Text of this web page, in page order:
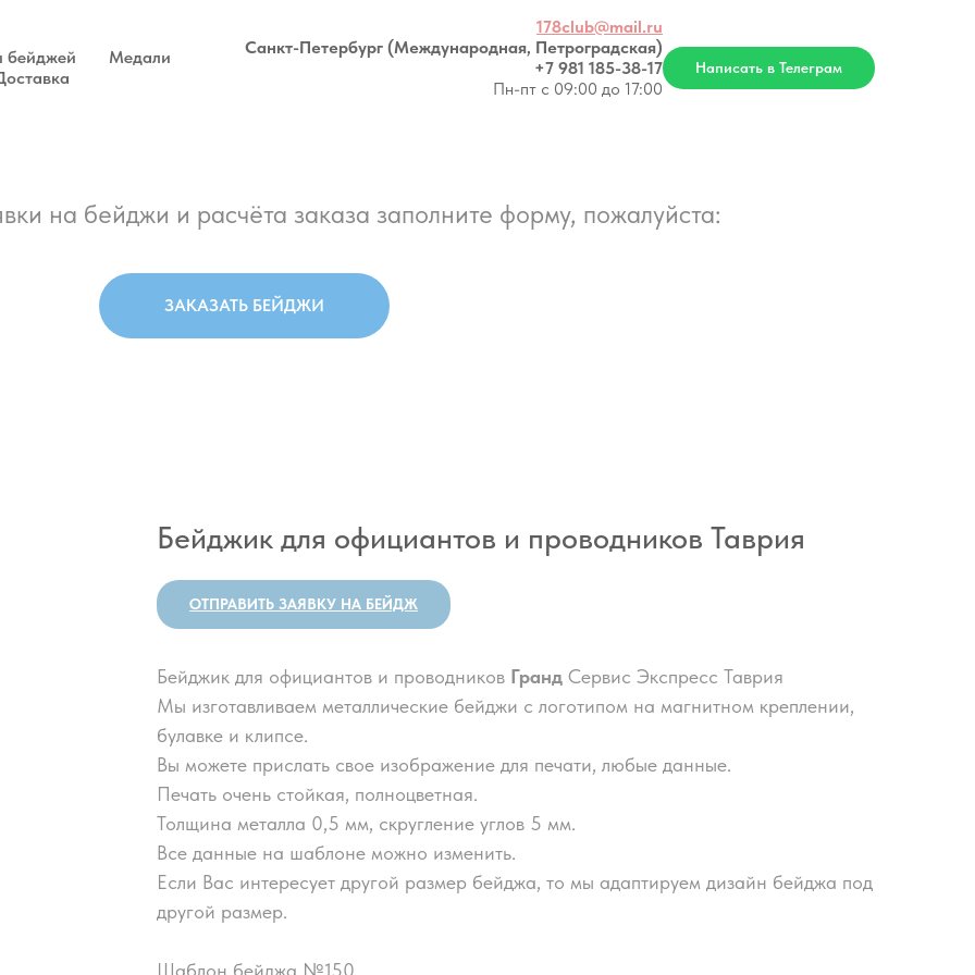
Медали
178club@mail.ru
Санкт-Петербург (Международная, Петроградская)
+7 981 185-38-17
Пн-пт с 09:00 до 17:00
Написать в Телеграм
на бейджи и расчёта заказа заполните форму, пожалуйста:
ЗАКАЗАТЬ БЕЙДЖИ
Бейджик для официантов и проводников Таврия
ОТПРАВИТЬ ЗАЯВКУ НА БЕЙДЖ
Бейджик для официантов и проводников Гранд Сервис Экспресс Таврия
Мы изготавливаем металлические бейджи с логотипом на магнитном креплении,
булавке и клипсе.
Вы можете прислать свое изображение для печати, любые данные.
Печать очень стойкая, полноцветная.
Толщина металла 0,5 мм, скругление углов 5 мм.
Все данные на шаблоне можно изменить.
Если Вас интересует другой размер бейджа, то мы адаптируем дизайн бейджа под
другой размер.
Шаблон бейджа №150